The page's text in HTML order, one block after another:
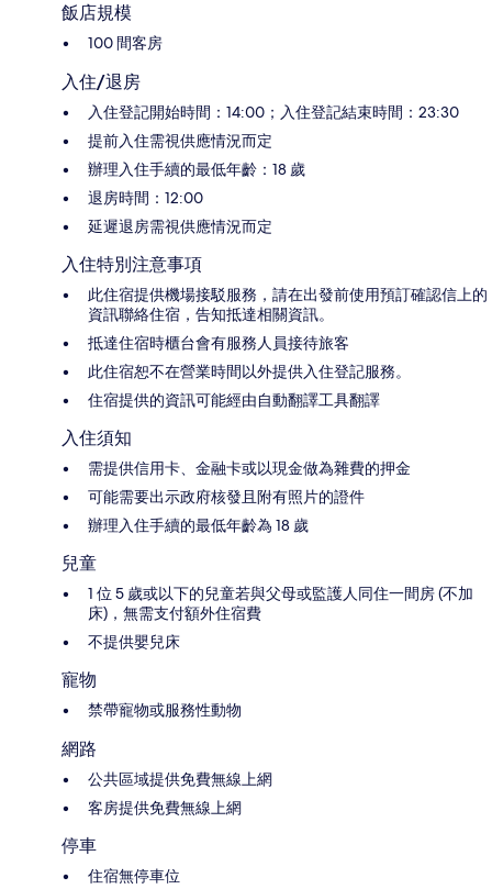
飯店規模
100 間客房
入住/退房
入住登記開始時間：14:00；入住登記結束時間：23:30
提前入住需視供應情況而定
辦理入住手續的最低年齡：18 歲
退房時間：12:00
延遲退房需視供應情況而定
入住特別注意事項
此住宿提供機場接駁服務，請在出發前使用預訂確認信上的
資訊聯絡住宿，告知抵達相關資訊。
抵達住宿時櫃台會有服務人員接待旅客
此住宿恕不在營業時間以外提供入住登記服務。
住宿提供的資訊可能經由自動翻譯工具翻譯
入住須知
需提供信用卡、金融卡或以現金做為雜費的押金
可能需要出示政府核發且附有照片的證件
辦理入住手續的最低年齡為 18 歲
兒童
1 位 5 歲或以下的兒童若與父母或監護人同住一間房 (不加
床)，無需支付額外住宿費
不提供嬰兒床
寵物
禁帶寵物或服務性動物
網路
公共區域提供免費無線上網
客房提供免費無線上網
停車
住宿無停車位